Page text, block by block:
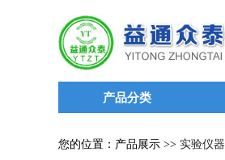
产品分类
您的位置：产品展示 >> 实验仪器